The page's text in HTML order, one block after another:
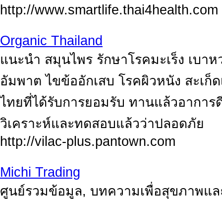
http://www.smartlife.thai4health.com
Organic Thailand
แนะนำ สมุนไพร รักษาโรคมะเร็ง เบ
อัมพาต ไขข้ออักเสบ โรคผิวหนัง สะเ
ไทยที่ได้รับการยอมรับ ทานแล้วอาการ
วิเคราะห์และทดสอบแล้วว่าปลอดภัย
http://vilac-plus.pantown.com
Michi Trading
ศูนย์รวมข้อมูล, บทความเพื่อสุขภาพแ